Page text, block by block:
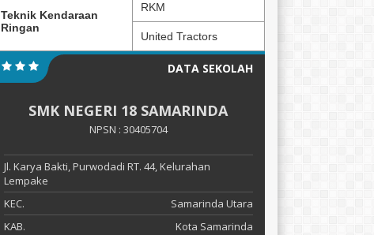
Teknik Kendaraan
Ringan
RKM
United Tractors
DATA SEKOLAH
SMK NEGERI 18 SAMARINDA
NPSN : 30405704
Jl. Karya Bakti, Purwodadi RT. 44, Kelurahan
Lempake
KEC.
Samarinda Utara
KAB.
Kota Samarinda